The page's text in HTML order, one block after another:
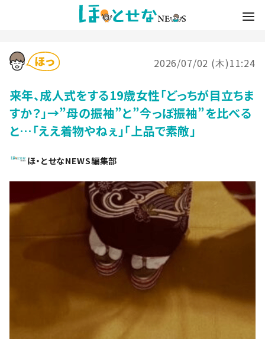
2026/07/02 (木)11:24
来年、成人式をする19歳女性「どっちが目立ちま
すか？」→”母の振袖”と”今っぽ振袖”を比べる
と…「ええ着物やねぇ」「上品で素敵」
ほ・とせなNEWS編集部